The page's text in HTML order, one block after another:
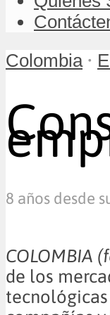
Colombia •
8 años desde
COLOMBIA
de los